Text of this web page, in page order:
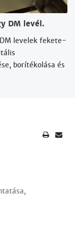
DM levél.
levelek fekete-
borítékolása és